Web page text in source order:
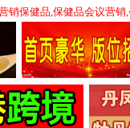
品,保健品会议营销,